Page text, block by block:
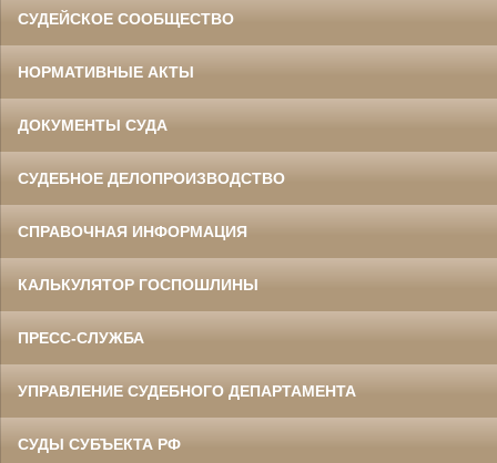
СУДЕЙСКОЕ СООБЩЕСТВО
НОРМАТИВНЫЕ АКТЫ
ДОКУМЕНТЫ СУДА
СУДЕБНОЕ ДЕЛОПРОИЗВОДСТВО
СПРАВОЧНАЯ ИНФОРМАЦИЯ
КАЛЬКУЛЯТОР ГОСПОШЛИНЫ
ПРЕСС-СЛУЖБА
УПРАВЛЕНИЕ СУДЕБНОГО ДЕПАРТАМЕНТА
СУДЫ СУБЪЕКТА РФ